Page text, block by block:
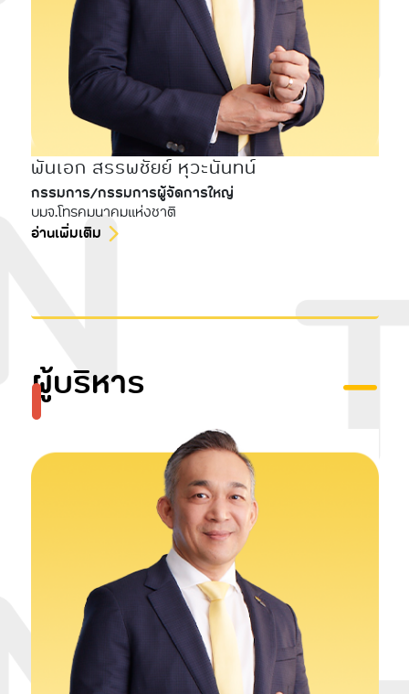
พันเอก สรรพชัยย์ หุวะนันทน์
กรรมการ/กรรมการผู้จัดการใหญ่
บมจ.โทรคมนาคมแห่งชาติ
อ่านเพิ่มเติม
ผู้บริหาร